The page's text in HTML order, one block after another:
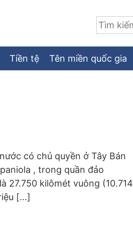
Tìm:
Tiền tệ Tên miền quốc gia
có chủ quyền ở Tây Bán
, trong quần đảo
27.750 kilômét vuông (10.714
[…]